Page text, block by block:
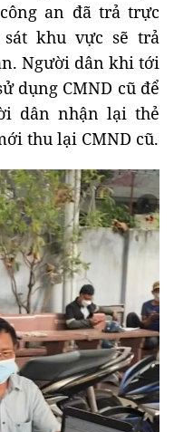
an đã trả trực
khu vực sẽ trả
Người dân khi tới
dụng CMND cũ để
dân nhận lại thẻ
thu lại CMND cũ.